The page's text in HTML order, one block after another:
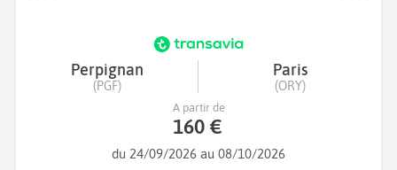
Perpignan
(PGF)
Paris
(ORY)
du 24/09/2026 au 08/10/2026
A partir de
160 €